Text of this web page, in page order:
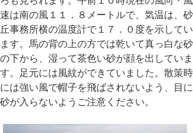
速は南の風１１．８メートルで、気温は、砂
丘事務所横の温度計で１７．０度を示してい
ます。馬の背の上の方では乾いて真っ白な砂
の下から、湿って茶色い砂が顔を出していま
す。足元には風紋ができていました。散策時
には強い風で帽子を飛ばされないよう、目に
砂が入らないようご注意ください。